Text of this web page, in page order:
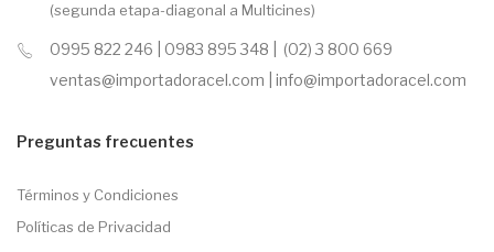
(segunda etapa-diagonal a Multicines)
0995 822 246 | 0983 895 348 | (02) 3 800 669
ventas@importadoracel.com | info@importadoracel.com
Preguntas frecuentes
Términos y Condiciones
Políticas de Privacidad